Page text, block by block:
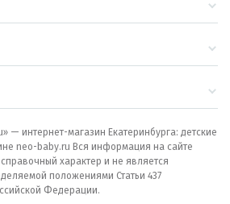
— интернет-магазин Екатеринбурга: детские
neo-baby.ru Вся информация на сайте
характер и не является
положениями Статьи 437
Федерации.